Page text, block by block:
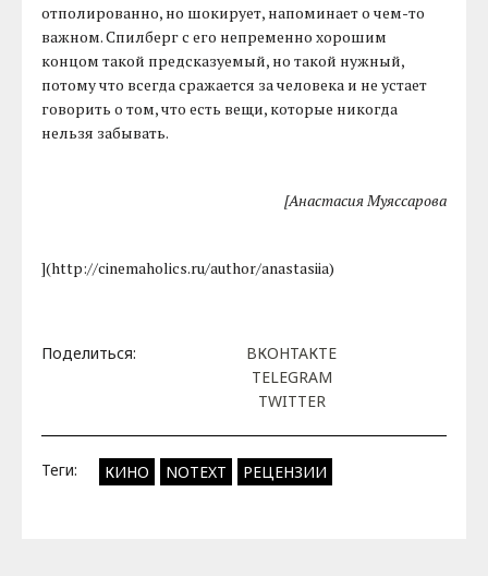
отполированно, но шокирует, напоминает о чем-то
важном. Спилберг с его непременно хорошим
концом такой предсказуемый, но такой нужный,
потому что всегда сражается за человека и не устает
говорить о том, что есть вещи, которые никогда
нельзя забывать.
[Анастасия Муяссарова
](http://cinemaholics.ru/author/anastasiia)
Поделиться:
ВКОНТАКТЕ
TELEGRAM
TWITTER
Теги: КИНО NOTEXT РЕЦЕНЗИИ